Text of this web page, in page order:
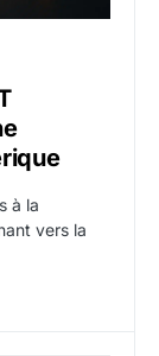
à la
vers la